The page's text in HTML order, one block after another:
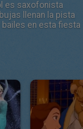
es saxofonista
llenan la pista
bailes en esta fiesta